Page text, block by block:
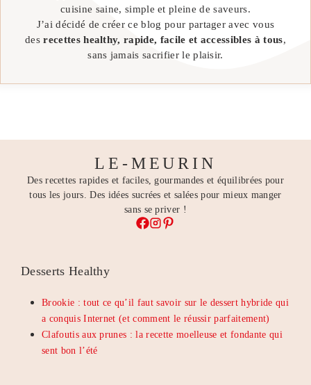
cuisine saine, simple et pleine de saveurs.
J’ai décidé de créer ce blog pour partager avec vous
desrecettes healthy, rapide, facile et accessibles à tous,
sans jamais sacrifier le plaisir.
LE-MEURIN
Des recettes rapides et faciles, gourmandes et équilibrées pour
tous les jours. Des idées sucrées et salées pour mieux manger
sans se priver !
Desserts Healthy
Brookie : tout ce qu’il faut savoir sur le dessert hybride qui
a conquis Internet (et comment le réussir parfaitement)
Clafoutis aux prunes : la recette moelleuse et fondante qui
sent bon l’été